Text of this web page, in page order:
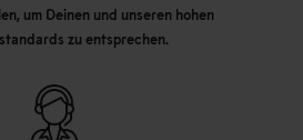
um Deinen und unseren hohen
zu entsprechen.